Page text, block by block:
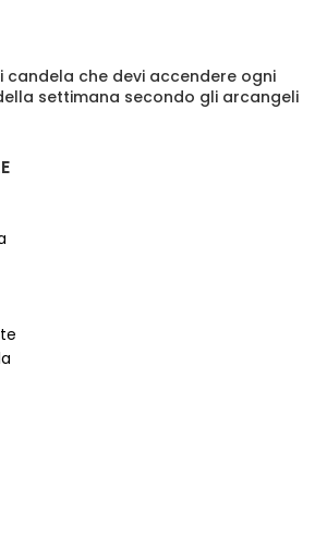
candela che devi accendere ogni
settimana secondo gli arcangeli